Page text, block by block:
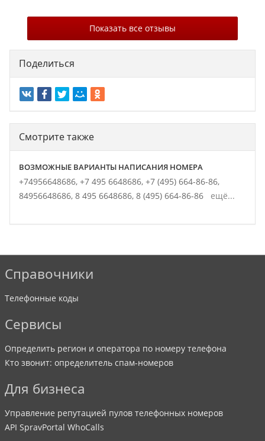
Показать все отзывы
Поделиться
Смотрите также
ВОЗМОЖНЫЕ ВАРИАНТЫ НАПИСАНИЯ НОМЕРА
+74956648686, +7 495 6648686, +7 (495) 664-86-86,
84956648686, 8 495 6648686, 8 (495) 664-86-86 ещё...
Справочники
Телефонные коды
Сервисы
Определить регион и оператора по номеру телефона
Кто звонит: определитель спам-номеров
Для бизнеса
Управление репутацией пулов телефонных номеров
API SpravPortal WhoCalls